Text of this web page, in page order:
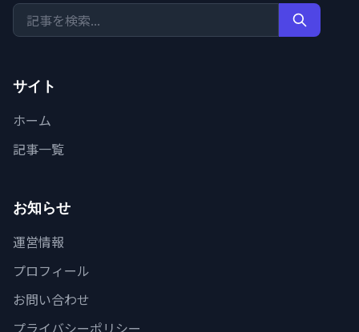
サイト
ホーム
記事一覧
お知らせ
運営情報
プロフィール
お問い合わせ
プライバシーポリシー